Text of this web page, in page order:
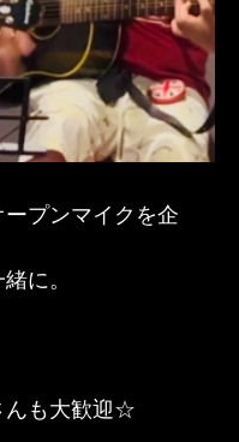
プンマイクを企
に。
んも大歓迎☆